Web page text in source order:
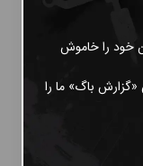
خود را خاموش
باگ» ما را